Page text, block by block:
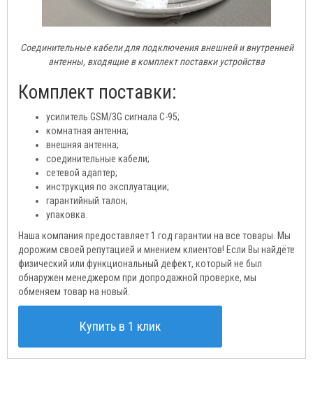
Соединительные кабели для подключения внешней и внутренней
антенны, входящие в комплект поставки устройства
Комплект поставки:
усилитель GSM/3G сигнала C-95;
комнатная антенна;
внешняя антенна;
соединительные кабели;
сетевой адаптер;
инструкция по эксплуатации;
гарантийный талон;
упаковка.
Наша компания предоставляет 1 год гарантии на все товары. Мы
дорожим своей репутацией и мнением клиентов! Если Вы найдёте
физический или функциональный дефект, который не был
обнаружен менеджером при допродажной проверке, мы
обменяем товар на новый.
Купить в 1 клик